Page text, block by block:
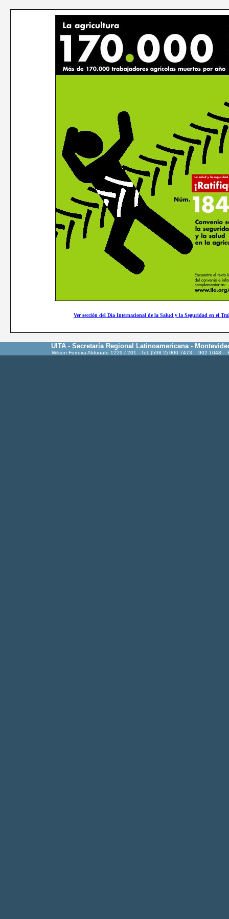
Ver sección del Día Internacional de la Salud y la Seguridad en el
UITA - Secretaría Regional Latinoamericana -
Wilson Ferreira Aldunate 1229 / 201 - Tel. (598 2) 900 7473 - 902 1048 -